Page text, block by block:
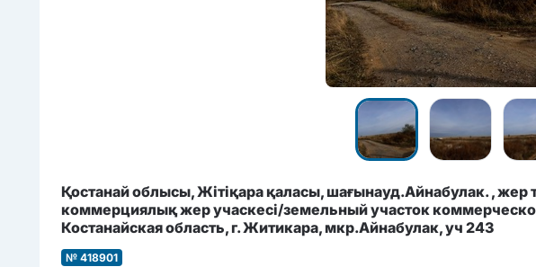
Қостанай облысы, Жітіқара қаласы, шағынауд.Айнабулак. ,
коммерциялық жер учаскесі/земельный участок
Костанайская область, г. Житикара, мкр.Айнабулак, уч 243
№ 418901